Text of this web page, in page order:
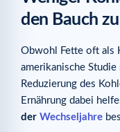
den Bauch
Obwohl Fette oft als
amerikanische
Reduzierung des
Ernährung dabei
der Wechseljahre